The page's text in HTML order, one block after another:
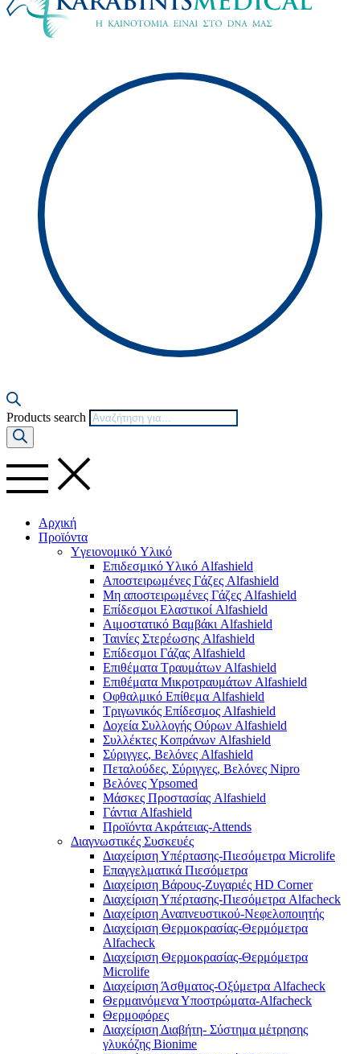
Products search
Αρχική
Προϊόντα
Yγειονομικό Yλικό
Επιδεσμικό Υλικό Alfashield
Αποστειρωμένες Γάζες Alfashield
Μη αποστειρωμένες Γάζες Alfashield
Επίδεσμοι Ελαστικοί Alfashield
Αιμοστατικό Βαμβάκι Alfashield
Ταινίες Στερέωσης Alfashield
Επίδεσμοι Γάζας Alfashield
Επιθέματα Τραυμάτων Alfashield
Επιθέματα Μικροτραυμάτων Alfashield
Οφθαλμικό Eπίθεμα Alfashield
Τριγωνικός Επίδεσμος Alfashield
Δοχεία Συλλογής Ούρων Alfashield
Συλλέκτες Κοπράνων Alfashield
Σύριγγες, Βελόνες Alfashield
Πεταλούδες, Σύριγγες, Βελόνες Nipro
Βελόνες Ypsomed
Μάσκες Προστασίας Alfashield
Γάντια Alfashield
Προϊόντα Ακράτειας-Attends
Διαγνωστικές Συσκευές
Διαχείριση Υπέρτασης-Πιεσόμετρα Microlife
Επαγγελματικά Πιεσόμετρα
Διαχείριση Βάρους-Ζυγαριές HD Corner
Διαχείριση Υπέρτασης-Πιεσόμετρα Alfacheck
Διαχείριση Αναπνευστικού-Νεφελοποιητής
Διαχείριση Θερμοκρασίας-Θερμόμετρα
Alfacheck
Διαχείριση Θερμοκρασίας-Θερμόμετρα
Microlife
Διαχείριση Άσθματος-Οξύμετρα Alfacheck
Θερμαινόμενα Υποστρώματα-Alfacheck
Θερμοφόρες
Διαχείριση Διαβήτη- Σύστημα μέτρησης
γλυκόζης Bionime